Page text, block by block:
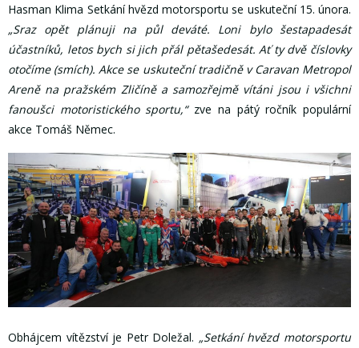
Hasman Klima Setkání hvězd motorsportu se uskuteční 15. února.
„Sraz opět plánuji na půl deváté. Loni bylo šestapadesát
účastníků, letos bych si jich přál pětašedesát. Ať ty dvě číslovky
otočíme (smích). Akce se uskuteční tradičně v Caravan Metropol
Areně na pražském Zličíně a samozřejmě vítáni jsou i všichni
fanoušci motoristického sportu,“ zve na pátý ročník populární
akce Tomáš Němec.
Obhájcem vítězství je Petr Doležal. „Setkání hvězd motorsportu